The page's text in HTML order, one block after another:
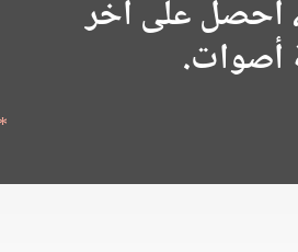
احصل على آخر
أصوات.